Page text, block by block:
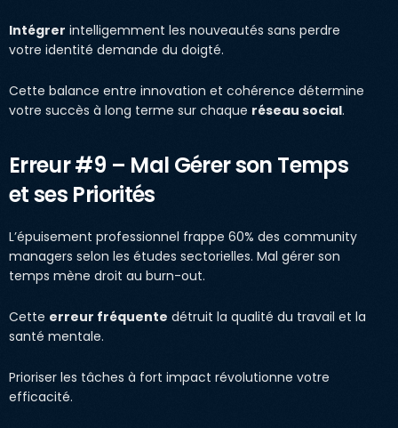
Intégrer intelligemment les nouveautés sans perdre
votre identité demande du doigté.
Cette balance entre innovation et cohérence détermine
votre succès à long terme sur chaque réseau social.
Erreur #9 – Mal Gérer son Temps
et ses Priorités
L’épuisement professionnel frappe 60% des community
managers selon les études sectorielles. Mal gérer son
temps mène droit au burn-out.
Cette erreur fréquente détruit la qualité du travail et la
santé mentale.
Prioriser les tâches à fort impact révolutionne votre
efficacité.